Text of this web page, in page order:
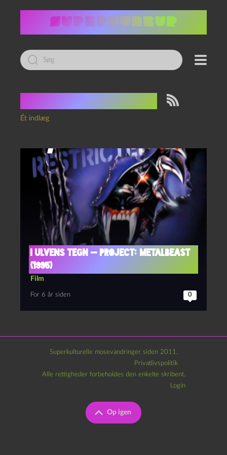
Led
efter:
Ét indlæg
I ulvens tegn — Project: Metalbeast
(1995)
Film
For 6 år siden 0
Superkulturelle mosevandringer siden 2011.
Privatlivspolitik
Op igen
Alle rettigheder forbeholdes den enkelte skribent.
Login